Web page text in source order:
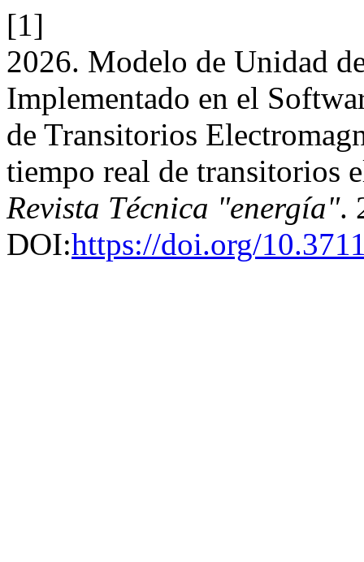
[1]
2026. Modelo de Unidad
Implementado en el
de Transitorios
tiempo real de transitorios
Revista Técnica "energía".
DOI:https://doi.org/